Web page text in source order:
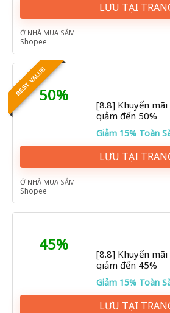
LƯU TẠI
Ở NHÀ MUA SẮM
Shopee
BEST VALUE50%
[8.8] Khuyến
giảm đến 50%
Giảm 15% Toàn
LƯU TẠI
Ở NHÀ MUA SẮM
Shopee
45%
[8.8] Khuyến
giảm đến 45%
Giảm 15% Toàn
LƯU TẠI